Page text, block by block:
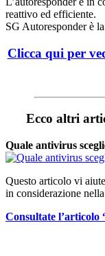
reattivo ed efficiente.
SG Autoresponder è
Clicca qui per
Ecco altri
Quale antivirus
Questo articolo vi
in considerazione
Consultate l’articolo